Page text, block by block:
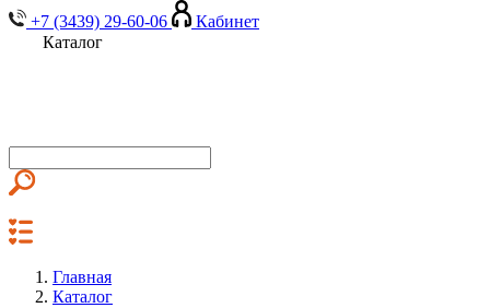
+7 (3439) 29-60-06
Кабинет
Каталог
Главная
Каталог